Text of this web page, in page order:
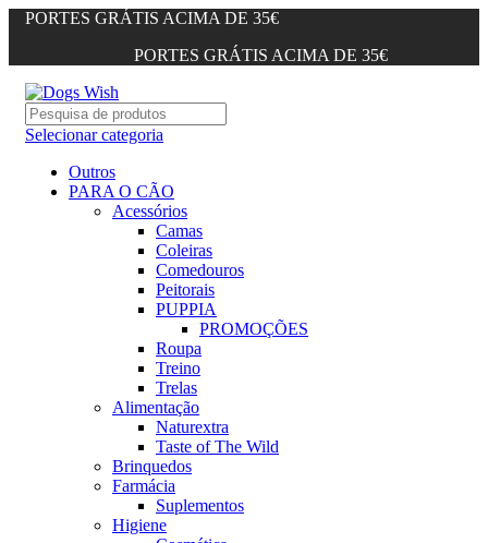
PORTES GRÁTIS ACIMA DE 35€
PORTES GRÁTIS ACIMA DE 35€
Selecionar categoria
Outros
PARA O CÃO
Acessórios
Camas
Coleiras
Comedouros
Peitorais
PUPPIA
PROMOÇÕES
Roupa
Treino
Trelas
Alimentação
Naturextra
Taste of The Wild
Brinquedos
Farmácia
Suplementos
Higiene